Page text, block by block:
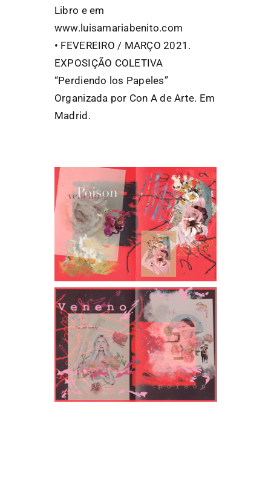
Libro e em
www.luisamariabenito.com
• FEVEREIRO / MARÇO 2021.
EXPOSIÇÃO COLETIVA
“Perdiendo los Papeles”
Organizada por Con A de Arte. Em
Madrid.